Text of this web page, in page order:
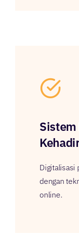
Sistem
Digitalisasi
dengan
online.